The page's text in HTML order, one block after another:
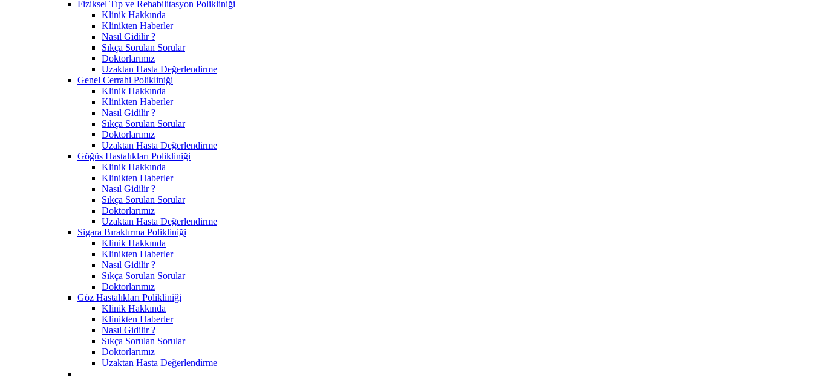
Fiziksel Tıp ve Rehabilitasyon Polikliniği
Klinik Hakkında
Klinikten Haberler
Nasıl Gidilir ?
Sıkça Sorulan Sorular
Doktorlarımız
Uzaktan Hasta Değerlendirme
Genel Cerrahi Polikliniği
Klinik Hakkında
Klinikten Haberler
Nasıl Gidilir ?
Sıkça Sorulan Sorular
Doktorlarımız
Uzaktan Hasta Değerlendirme
Göğüs Hastalıkları Polikliniği
Klinik Hakkında
Klinikten Haberler
Nasıl Gidilir ?
Sıkça Sorulan Sorular
Doktorlarımız
Uzaktan Hasta Değerlendirme
Sigara Bıraktırma Polikliniği
Klinik Hakkında
Klinikten Haberler
Nasıl Gidilir ?
Sıkça Sorulan Sorular
Doktorlarımız
Göz Hastalıkları Polikliniği
Klinik Hakkında
Klinikten Haberler
Nasıl Gidilir ?
Sıkça Sorulan Sorular
Doktorlarımız
Uzaktan Hasta Değerlendirme